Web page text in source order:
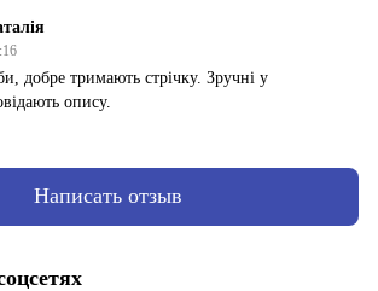
добре тримають стрічку. Зручні у
опису.
Написать отзыв